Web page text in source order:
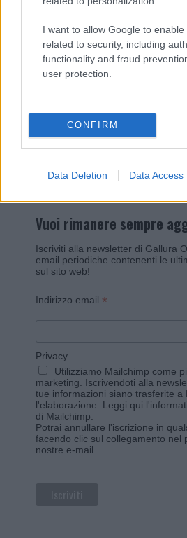
I want to allow Google to enable
related to security, including
functionality and fraud
user protection.
CONFIRM
Data Deletion Data Access
Giovannimaria Cabras
Invia un Comunicato Stampa
Vuoi rimanere sempre
Iscriviti alla newsletter di Gallura
email periodiche contenenti le
sul sito web!
Indirizzo email *
Privacy
Utilizziamo Mailchimp come
marketing. Iscrivendoti alla
tue informazioni siano trasferite a
l'elaborazione. Leggi qui
di Mailchimp
Potrai annullare l'iscrizione in
facendo clic sul collegamento nel
nostre e-mail.